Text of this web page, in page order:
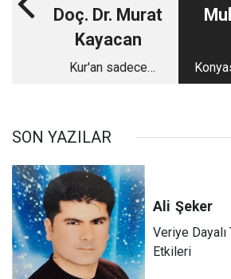
Doç. Dr. Murat
Kayacan
Kur'an sadece
SON YAZILAR
Ali Şeker
Veriye Dayalı
Etkileri